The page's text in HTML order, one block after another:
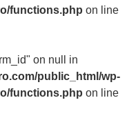
functions.php on line
on null in
public_html/wp-
functions.php on line